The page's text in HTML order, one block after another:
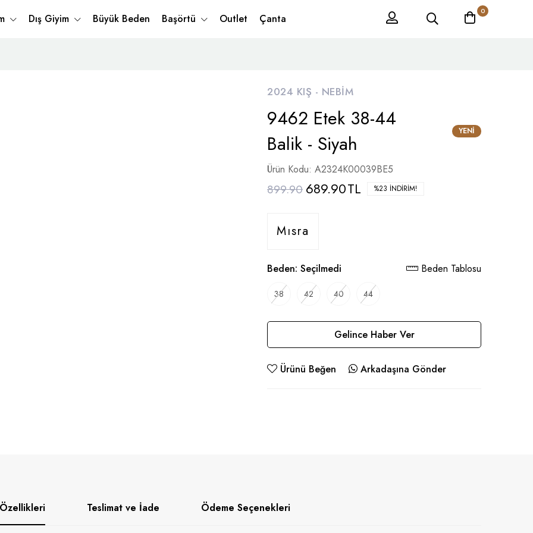
Dış Giyim Büyük Beden Başörtü Outlet Çanta
0
2024 KIŞ - NEBIM
9462 Etek 38-44
Balik - Siyah
YENI
Ürün Kodu: A2324K00039BE5
899.90 689.90TL %23 İNDIRIM!
Mısra
Beden: Seçilmedi Beden Tablosu
38 42 40 44
Gelince Haber Ver
Ürünü Beğen Arkadaşına Gönder
Teslimat ve İade Ödeme Seçenekleri